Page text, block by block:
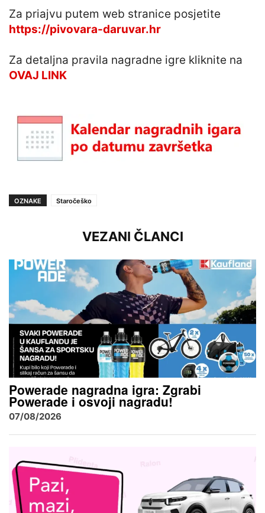
Za priajvu putem web stranice posjetite
https://pivovara-daruvar.hr
Za detaljna pravila nagradne igre kliknite na
OVAJ LINK
OZNAKE Staročeško
VEZANI ČLANCI
Powerade nagradna igra: Zgrabi
Powerade i osvoji nagradu!
07/08/2026